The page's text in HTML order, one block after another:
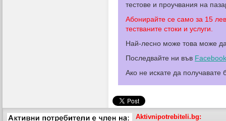
тестове и проучвания на
Абонирайте се само за 15
тестваните стоки и услуги.
Най-лесно може това може
Последвайте ни във Facebook
Ако не искате да
Aktivnipotrebiteli.bg: